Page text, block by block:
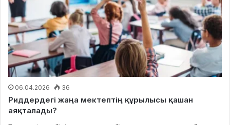
06.04.2026 36
Риддердегі жаңа мектептің құрылысы қашан
аяқталады?